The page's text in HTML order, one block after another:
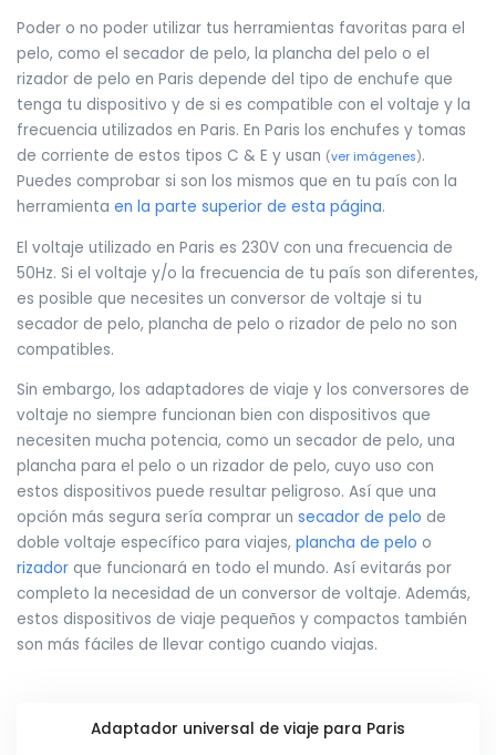
Poder o no poder utilizar tus herramientas favoritas para el
pelo, como el secador de pelo, la plancha del pelo o el
rizador de pelo en Paris depende del tipo de enchufe que
tenga tu dispositivo y de si es compatible con el voltaje y la
frecuencia utilizados en Paris. En Paris los enchufes y tomas
de corriente de estos tipos C & E y usan (ver imágenes).
Puedes comprobar si son los mismos que en tu país con la
herramienta en la parte superior de esta página.
El voltaje utilizado en Paris es 230V con una frecuencia de
50Hz. Si el voltaje y/o la frecuencia de tu país son diferentes,
es posible que necesites un conversor de voltaje si tu
secador de pelo, plancha de pelo o rizador de pelo no son
compatibles.
Sin embargo, los adaptadores de viaje y los conversores de
voltaje no siempre funcionan bien con dispositivos que
necesiten mucha potencia, como un secador de pelo, una
plancha para el pelo o un rizador de pelo, cuyo uso con
estos dispositivos puede resultar peligroso. Así que una
opción más segura sería comprar un secador de pelo de
doble voltaje específico para viajes, plancha de pelo o
rizador que funcionará en todo el mundo. Así evitarás por
completo la necesidad de un conversor de voltaje. Además,
estos dispositivos de viaje pequeños y compactos también
son más fáciles de llevar contigo cuando viajas.
Adaptador universal de viaje para Paris